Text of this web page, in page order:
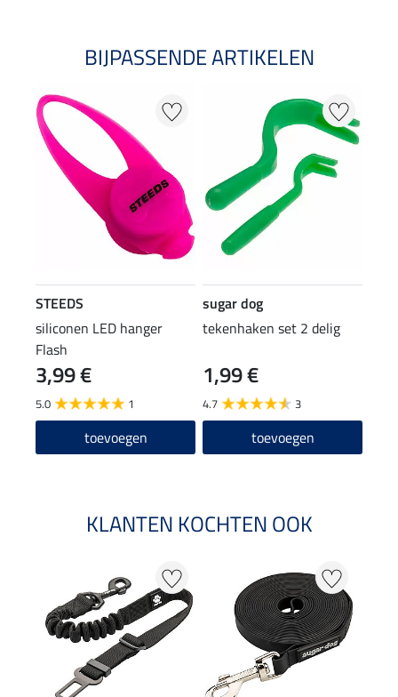
BIJPASSENDE ARTIKELEN
STEEDS
siliconen LED hanger
Flash
3,99 €
5.0 1
toevoegen
sugar dog
tekenhaken set 2 delig
1,99 €
4.7 3
toevoegen
KLANTEN KOCHTEN OOK